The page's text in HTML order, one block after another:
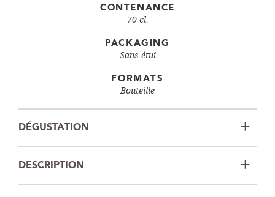
CONTENANCE
70 cl.
PACKAGING
Sans étui
FORMATS
Bouteille
DÉGUSTATION
DESCRIPTION